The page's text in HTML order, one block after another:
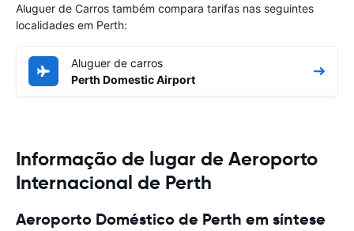
Aluguer de Carros também compara tarifas nas seguintes
localidades em Perth:
Aluguer de carros
Perth Domestic Airport
Informação de lugar de Aeroporto
Internacional de Perth
Aeroporto Doméstico de Perth em síntese